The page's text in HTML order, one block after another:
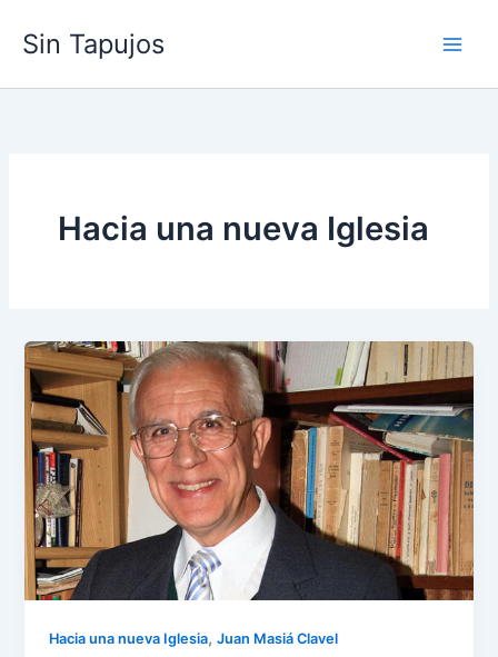
Sin Tapujos
Hacia una nueva Iglesia
Hacia una nueva Iglesia,Juan Masiá Clavel